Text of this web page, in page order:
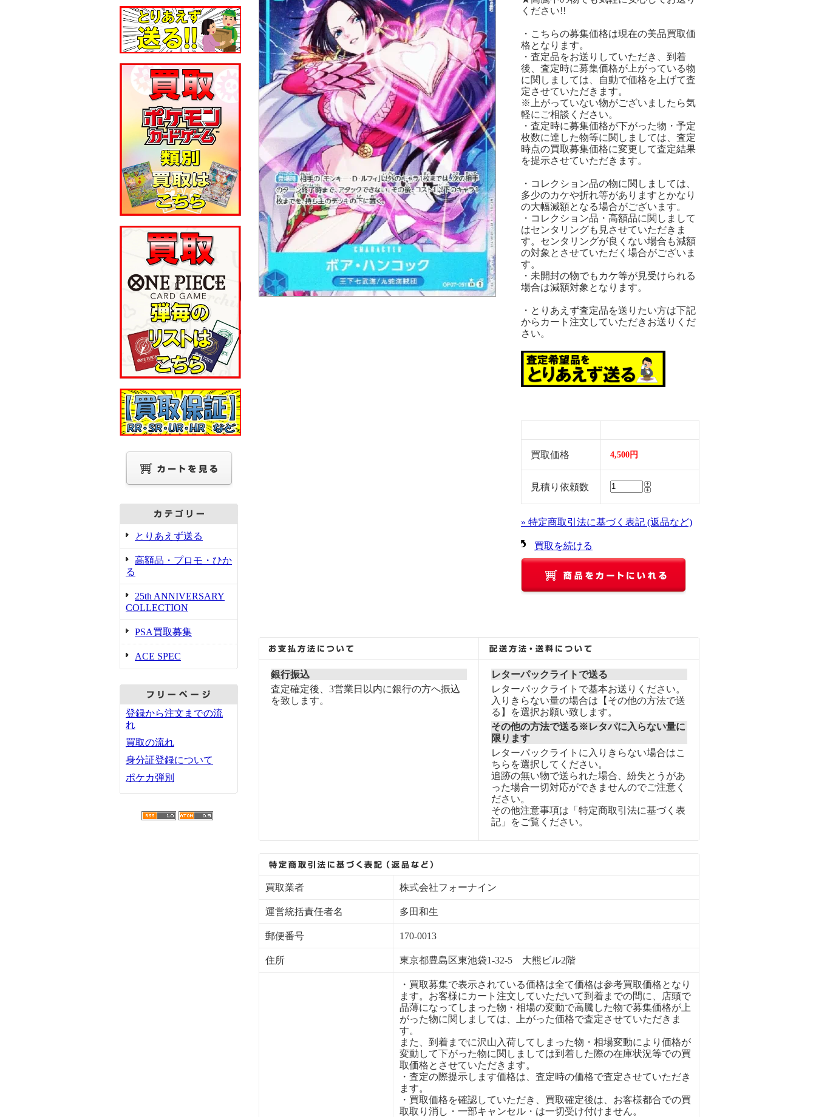
とりあえず送る
高額品・プロモ・ひか
る
25th ANNIVERSARY
COLLECTION
PSA買取募集
ACE SPEC
登録から注文までの流
れ
買取の流れ
身分証登録について
ポケカ弾別
ください!!
・こちらの募集価格は現在の美品買取価
格となります。
・査定品をお送りしていただき、到着
後、査定時に募集価格が上がっている物
に関しましては、自動で価格を上げて査
定させていただきます。
※上がっていない物がございましたら気
軽にご相談ください。
・査定時に募集価格が下がった物・予定
枚数に達した物等に関しましては、査定
時点の買取募集価格に変更して査定結果
を提示させていただきます。
・コレクション品の物に関しましては、
多少のカケや折れ等がありますとかなり
の大幅減額となる場合がございます。
・コレクション品・高額品に関しまして
はセンタリングも見させていただきま
す。センタリングが良くない場合も減額
の対象とさせていただく場合がございま
す。
・未開封の物でもカケ等が見受けられる
場合は減額対象となります。
・とりあえず査定品を送りたい方は下記
からカート注文していただきお送りくだ
さい。
買取価格 4,500円
見積り依頼数
» 特定商取引法に基づく表記 (返品など)
買取を続ける
銀行振込
査定確定後、3営業日以内に銀行の方へ振込
を致します。
レターパックライトで送る
レターパックライトで基本お送りください。
入りきらない量の場合は【その他の方法で送
る】を選択お願い致します。
その他の方法で送る※レタパに入らない量に
限ります
レターパックライトに入りきらない場合はこ
ちらを選択してください。
追跡の無い物で送られた場合、紛失とうがあ
った場合一切対応ができませんのでご注意く
ださい。
その他注意事項は「特定商取引法に基づく表
記」をご覧ください。
買取業者 株式会社フォーナイン
運営統括責任者名 多田和生
郵便番号 170-0013
住所 東京都豊島区東池袋1-32-5 大熊ビル2階
・買取募集で表示されている価格は全て価格は参考買取価格となり
ます。お客様にカート注文していただいて到着までの間に、店頭で
品薄になってしまった物・相場の変動で高騰した物で募集価格が上
がった物に関しましては、上がった価格で査定させていただきま
す。
また、到着までに沢山入荷してしまった物・相場変動により価格が
変動して下がった物に関しましては到着した際の在庫状況等での買
取価格とさせていただきます。
・査定の際提示します価格は、査定時の価格で査定させていただき
ます。
・買取価格を確認していただき、買取確定後は、お客様都合での買
取取り消し・一部キャンセル・は一切受け付けません。